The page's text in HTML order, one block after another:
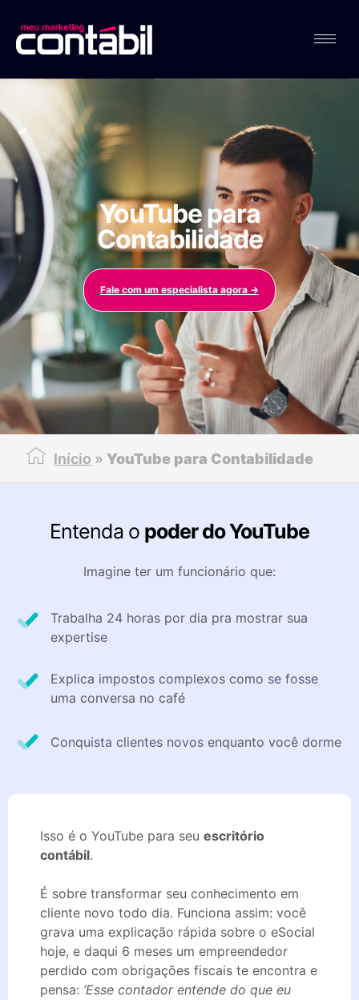
YouTube para
Contabilidade
Fale com um especialista agora →
Início »YouTube para Contabilidade
Entenda o poder do YouTube
Imagine ter um funcionário que:
Trabalha 24 horas por dia pra mostrar sua
expertise​
Explica impostos complexos como se fosse
uma conversa no café​
Conquista clientes novos enquanto você dorme​
Isso é o YouTube para seu escritório
contábil.
É sobre transformar seu conhecimento em
cliente novo todo dia. Funciona assim: você
grava uma explicação rápida sobre o eSocial
hoje, e daqui 6 meses um empreendedor
perdido com obrigações fiscais te encontra e
pensa: ‘Esse contador entende do que eu